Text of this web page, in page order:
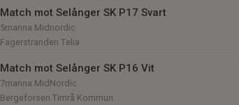
Match mot Selånger SK P17 Svart
5manna Midnordic
Fagerstranden Telia
Match mot Selånger SK P16 Vit
7manna MidNordic
Bergeforsen Timrå Kommun